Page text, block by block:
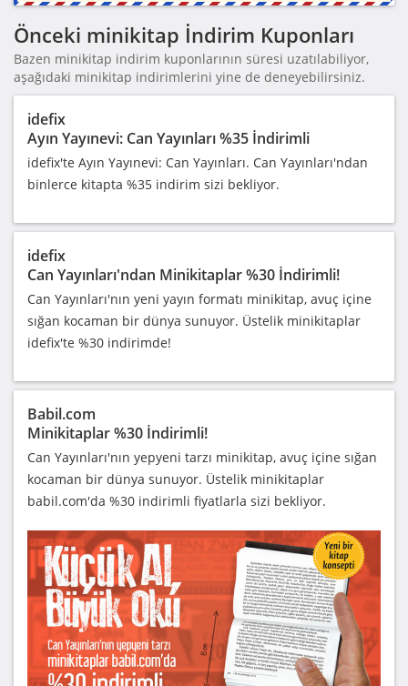
Önceki minikitap İndirim Kuponları
Bazen minikitap indirim kuponlarının süresi uzatılabiliyor,
aşağıdaki minikitap indirimlerini yine de deneyebilirsiniz.
idefix
Ayın Yayınevi: Can Yayınları %35 İndirimli
idefix'te Ayın Yayınevi: Can Yayınları. Can Yayınları'ndan
binlerce kitapta %35 indirim sizi bekliyor.
idefix
Can Yayınları'ndan Minikitaplar %30 İndirimli!
Can Yayınları'nın yeni yayın formatı minikitap, avuç içine
sığan kocaman bir dünya sunuyor. Üstelik minikitaplar
idefix'te %30 indirimde!
Babil.com
Minikitaplar %30 İndirimli!
Can Yayınları'nın yepyeni tarzı minikitap, avuç içine sığan
kocaman bir dünya sunuyor. Üstelik minikitaplar
babil.com'da %30 indirimli fiyatlarla sizi bekliyor.